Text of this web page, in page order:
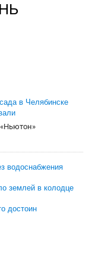
в Челябинске
водоснабжения
землей в колодце
достоин